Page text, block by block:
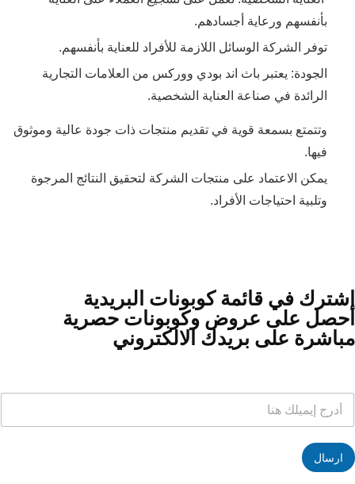
بأنفسهم ورعاية أجسادهم.
توفر الشركة الوسائل اللازمة للأفراد للعناية بأنفسهم.
الجودة: يعتبر باث اند بودي ووركس من العلامات التجارية
الرائدة في صناعة العناية الشخصية.
وتتمتع بسمعة قوية في تقديم منتجات ذات جودة عالية وموثوق
فيها.
يمكن الاعتماد على منتجات الشركة لتحقيق النتائج المرجوة
وتلبية احتياجات الأفراد.
إشترك في قائمة كوبونات البريدية
احصل على عروض وكوبونات حصرية
مباشرة على بريدك الالكتروني
ا
إ
م
ي
ي
م
ارسال